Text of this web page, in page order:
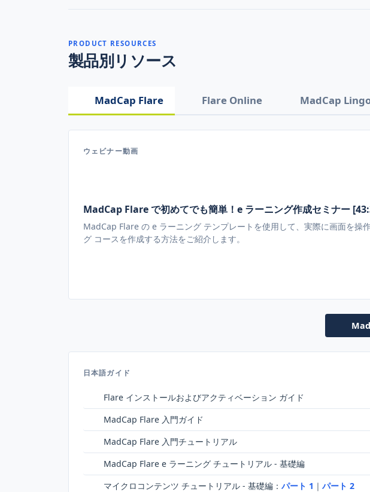
PRODUCT RESOURCES
製品別リソース
MadCap Flare Flare Online MadCap
ウェビナー動画
MadCap Flare で初めてでも簡単！e ラーニング作成セミナー
MadCap Flare の e ラーニング テンプレートを使用して、実際に画面を操
グ コースを作成する方法をご紹介します。
日本語ガイド
Flare インストールおよびアクティベーション ガイド
MadCap Flare 入門ガイド
MadCap Flare 入門チュートリアル
MadCap Flare e ラーニング チュートリアル - 基礎編
マイクロコンテンツ チュートリアル - 基礎編：パート 1 ｜パート 2